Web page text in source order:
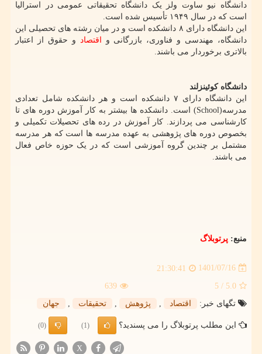
دانشگاه نیو ساوت ولز یک دانشگاه تحقیقاتی عمومی در استرالیا
است که در سال ۱۹۴۹ تأسیس شده است.
این دانشگاه دارای ۸ دانشکده است و در میان رشته های تحصیلی این
دانشگاه، مهندسی و فناوری، بازرگانی و
اقتصاد
و حقوق از اعتبار
بالاتری برخوردار می باشند.
دانشگاه کوئینزلند
این دانشگاه دارای ۷ دانشکده است و هر دانشکده شامل تعدادی
مدرسه(School) است. دانشکده ها بیشتر به کار آموزش دوره های تا
کارشناسی می پردازند. کار آموزش در رده های تحصیلات تکمیلی و
بخصوص دوره های پژوهشی به عهده مدرسه ها است که هر مدرسه
مشتمل بر چندین گروه آموزشی است که در یک حوزه خاص فعال
می باشند.
منبع: پرتوبلاگ
1401/07/16
21:30:41
5.0
/ 5
639
تگهای خبر:
اقتصاد پژوهش تحقیقات جهان
این مطلب پرتوبلاگ را می پسندید؟ (1)
(0)
X